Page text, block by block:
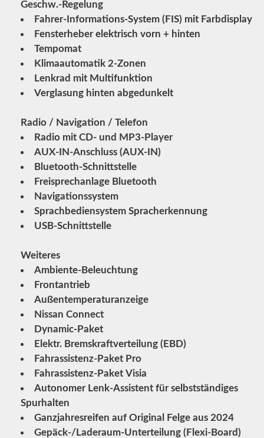
Geschw.-Regelung
Fahrer-Informations-System (FIS) mit Farbdisplay
Fensterheber elektrisch vorn + hinten
Tempomat
Klimaautomatik 2-Zonen
Lenkrad mit Multifunktion
Verglasung hinten abgedunkelt
Radio / Navigation / Telefon
Radio mit CD- und MP3-Player
AUX-IN-Anschluss (AUX-IN)
Bluetooth-Schnittstelle
Freisprechanlage Bluetooth
Navigationssystem
Sprachbediensystem Spracherkennung
USB-Schnittstelle
Weiteres
Ambiente-Beleuchtung
Frontantrieb
Außentemperaturanzeige
Nissan Connect
Dynamic-Paket
Elektr. Bremskraftverteilung (EBD)
Fahrassistenz-Paket Pro
Fahrassistenz-Paket Visia
Autonomer Lenk-Assistent für selbstständiges
Spurhalten
Ganzjahresreifen auf Original Felge aus 2024
Gepäck-/Laderaum-Unterteilung (Flexi-Board)